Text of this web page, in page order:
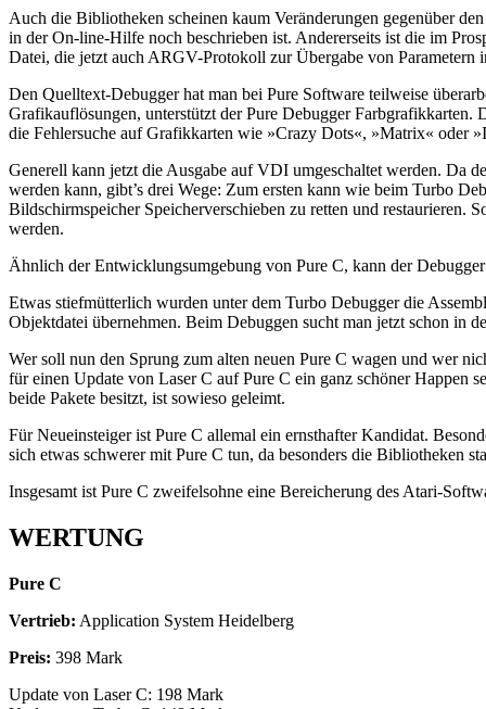
Auch die Bibliotheken scheinen kaum Veränderungen gegenüber
in der On-line-Hilfe noch beschrieben ist. Andererseits ist die im
Datei, die jetzt auch ARGV-Protokoll zur Übergabe von Parametern
Den Quelltext-Debugger hat man bei Pure Software teilweise
Grafikauflösungen, unterstützt der Pure Debugger
die Fehlersuche auf Grafikkarten wie »Crazy Dots«, »Matrix« oder
Generell kann jetzt die Ausgabe auf VDI umgeschaltet werden. Da
werden kann, gibt’s drei Wege: Zum ersten kann wie beim Turbo
Bildschirmspeicher Speicherverschieben zu retten und
werden.
Ähnlich der Entwicklungsumgebung von Pure C, kann der
Etwas stiefmütterlich wurden unter dem Turbo Debugger die
Objektdatei übernehmen. Beim Debuggen sucht man jetzt schon in
Wer soll nun den Sprung zum alten neuen Pure C wagen und wer
für einen Update von Laser C auf Pure C ein ganz schöner Happen
beide Pakete besitzt, ist sowieso geleimt.
Für Neueinsteiger ist Pure C allemal ein ernsthafter Kandidat.
sich etwas schwerer mit Pure C tun, da besonders die Bibliotheken
Insgesamt ist Pure C zweifelsohne eine Bereicherung des Atari-
WERTUNG
Pure C
Vertrieb: Application System Heidelberg
Preis: 398 Mark
Update von Laser C: 198 Mark